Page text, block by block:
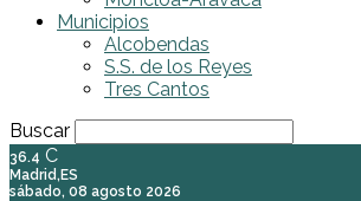
Municipios
Alcobendas
S.S. de los Reyes
Tres Cantos
Buscar
36.4 C
Madrid,ES
sábado, 08 agosto 2026